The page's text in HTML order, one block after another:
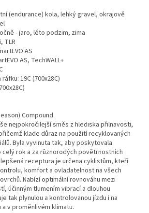
(endurance) kola, lehký gravel, okrajově
- jaro, léto podzim, zima
TLR
AS
AS, TechWALL+
19C (700x28C)
Compound
nejpokročilejší směs z hlediska přilnavosti,
klade důraz na použití recyklovaných
Byla vyvinuta tak, aby poskytovala
rok a za různorodých povětrnostních
receptura je určena cyklistům, kteří
komfort a ovladatelnost na všech
Nabízí optimální rovnováhu mezi
účinným tlumením vibrací a dlouhou
tak plynulou a kontrolovanou jízdu i na
v proměnlivém klimatu.